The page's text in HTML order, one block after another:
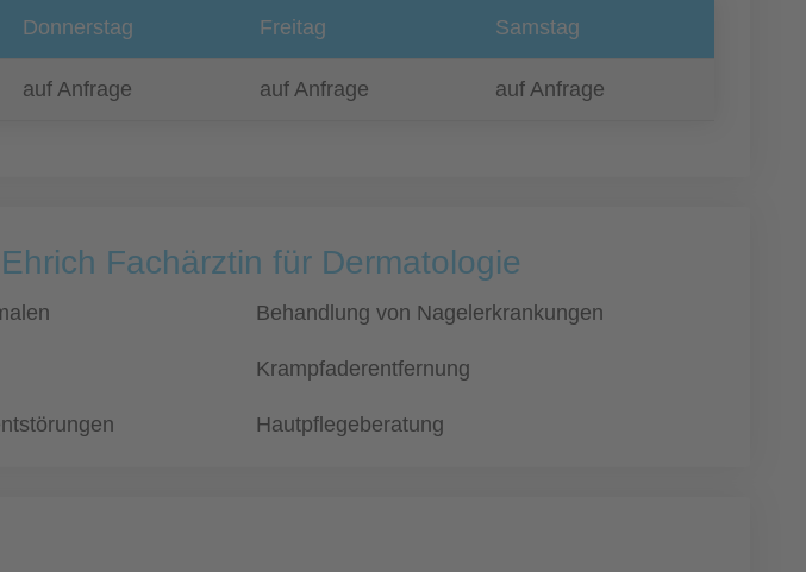
Donnerstag Freitag Samstag
auf Anfrage auf Anfrage auf Anfrage
Fachärztin für Dermatologie
Behandlung von Nagelerkrankungen
Krampfaderentfernung
Hautpflegeberatung